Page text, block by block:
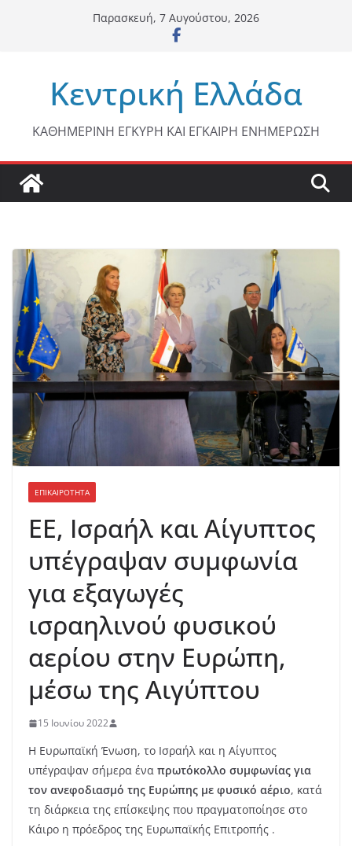
Παρασκευή, 7 Αυγούστου, 2026
Κεντρική Ελλάδα
ΚΑΘΗΜΕΡΙΝΗ ΕΓΚΥΡΗ ΚΑΙ ΕΓΚΑΙΡΗ ΕΝΗΜΕΡΩΣΗ
ΕΠΙΚΑΙΡΟΤΗΤΑ
ΕΕ, Ισραήλ και Αίγυπτος
υπέγραψαν συμφωνία
για εξαγωγές
ισραηλινού φυσικού
αερίου στην Ευρώπη,
μέσω της Αιγύπτου
15 Ιουνίου 2022
Η Ευρωπαϊκή Ένωση, το Ισραήλ και η Αίγυπτος
υπέγραψαν σήμερα ένα πρωτόκολλο συμφωνίας για
τον ανεφοδιασμό της Ευρώπης με φυσικό αέριο, κατά
τη διάρκεια της επίσκεψης που πραγματοποίησε στο
Κάιρο η πρόεδρος της Ευρωπαϊκής Επιτροπής .